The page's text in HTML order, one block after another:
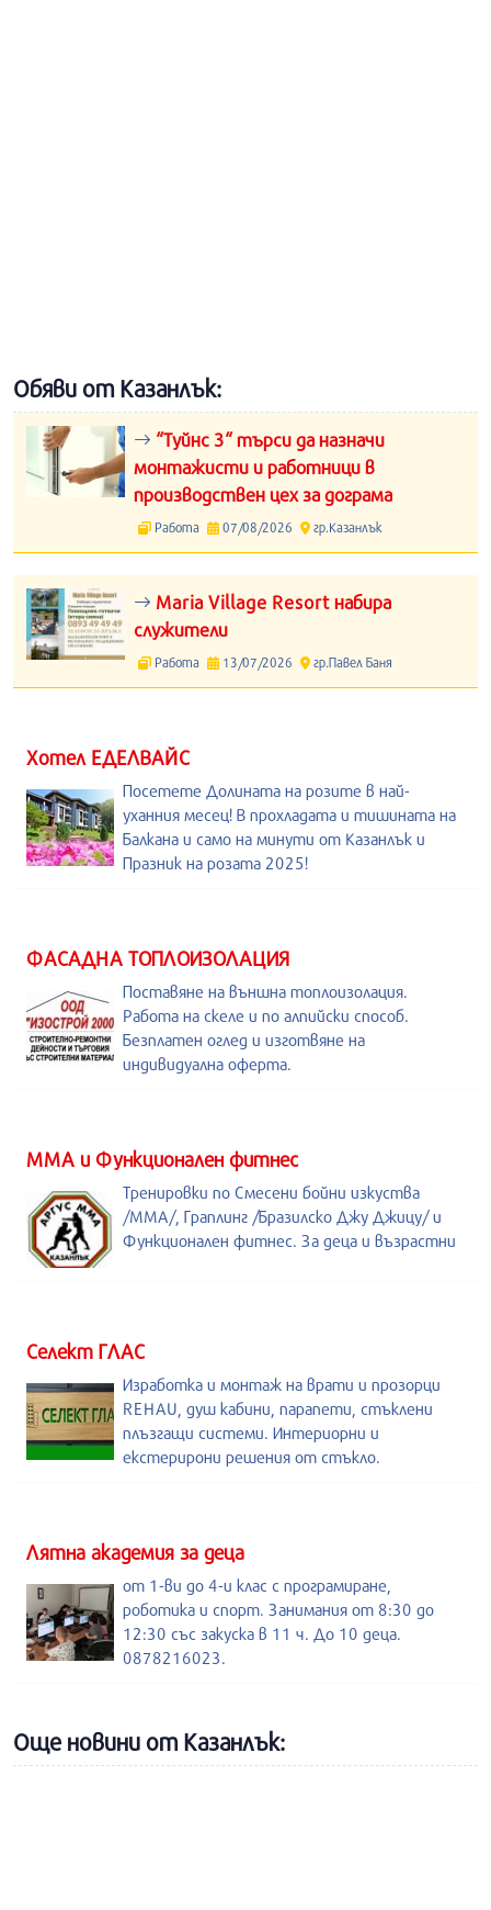
Обяви от Казанлък:
“Туйнс 3“ търси да назначи
монтажисти и работници в
производствен цех за дограма
Работа 07/08/2026 гр.Казанлък
Maria Village Resort набира
служители
Работа 13/07/2026 гр.Павел Баня
Хотел ЕДЕЛВАЙС
Посетете Долината на розите в най-
уханния месец! В прохладата и тишината на
Балкана и само на минути от Казанлък и
Празник на розата 2025!
ФАСАДНА ТОПЛОИЗОЛАЦИЯ
Поставяне на външна топлоизолация.
Работа на скеле и по алпийски способ.
Безплатен оглед и изготвяне на
индивидуална оферта.
ММА и Функционален фитнес
Тренировки по Смесени бойни изкуства
/MMA/, Граплинг /Бразилско Джу Джицу/ и
Функционален фитнес. За деца и възрастни
Селект ГЛАС
Изработка и монтаж на врати и прозорци
REHAU, душ кабини, парапети, стъклени
плъзгащи системи. Интериорни и
екстерирони решения от стъкло.
Лятна академия за деца
от 1-ви до 4-и клас с програмиране,
роботика и спорт. Занимания от 8:30 до
12:30 със закуска в 11 ч. До 10 деца.
0878216023.
Още новини от Казанлък: